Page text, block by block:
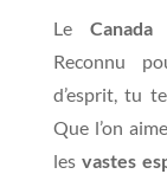
LeCanada
Reconnu
d’esprit, tu
Que l’on
les vastes